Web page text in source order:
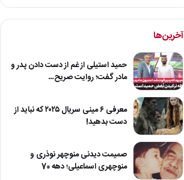
آخرین‌ها
حمید استیلی از غم از دست دادن پدر و
مادر گفت؛ روایت صریح…
معرفی ۶ مینی سریال ۲۰۲۵ که نباید از
دست بدهید!
صمیمت دیدنی منوچهر نوذری و
منوچهری اسماعیلی؛ دهه 70